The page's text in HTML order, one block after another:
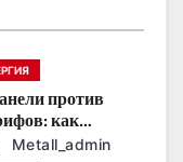
против
как
Metall_admin